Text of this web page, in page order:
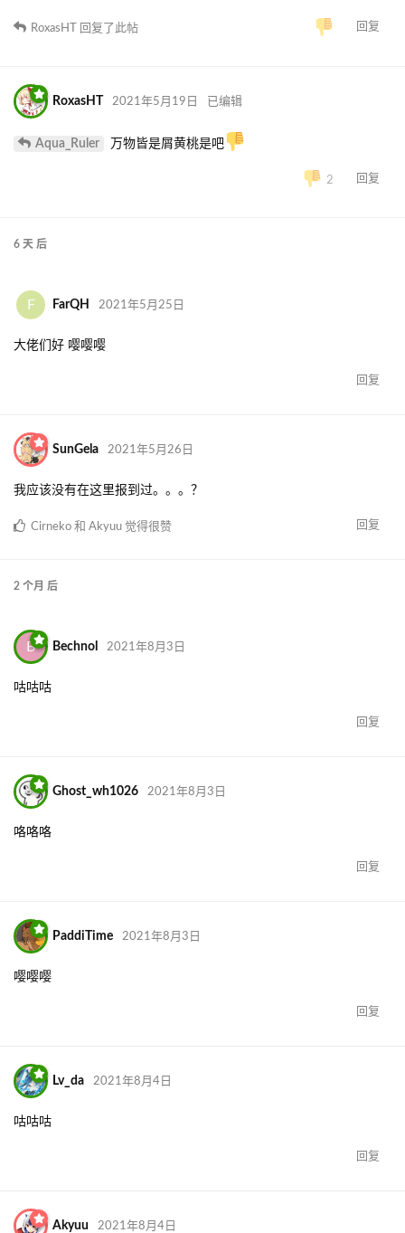
回复
RoxasHT 回复了此帖
RoxasHT 2021年5月19日 已编辑
Aqua_Ruler 万物皆是屑黄桃是吧
2 回复
6 天 后
F FarQH 2021年5月25日
大佬们好 嘤嘤嘤
回复
SunGela 2021年5月26日
我应该没有在这里报到过。。。？
回复
Cirneko 和 Akyuu 觉得很赞
2 个月 后
B Bechnol 2021年8月3日
咕咕咕
回复
Ghost_wh1026 2021年8月3日
咯咯咯
回复
PaddiTime 2021年8月3日
嘤嘤嘤
回复
Lv_da 2021年8月4日
咕咕咕
回复
Akyuu 2021年8月4日